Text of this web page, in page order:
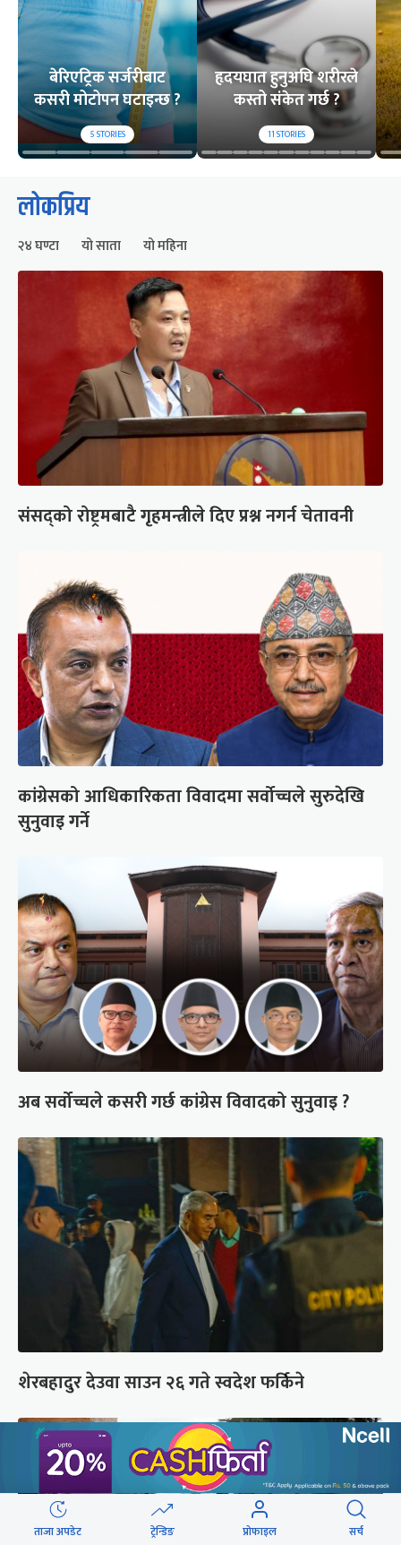
बेरिएट्रिक सर्जरीबाट
कसरी मोटोपन घटाइन्छ ?
5STORIES
हृदयघात हुनुअघि शरीरले
कस्तो संकेत गर्छ ?
11STORIES
लोकप्रिय
२४ घण्टा यो साता यो महिना
संसद्को रोष्ट्रमबाटै गृहमन्त्रीले दिए प्रश्न नगर्न चेतावनी
कांग्रेसको आधिकारिकता विवादमा सर्वोच्चले सुरुदेखि
सुनुवाइ गर्ने
अब सर्वोच्चले कसरी गर्छ कांग्रेस विवादको सुनुवाइ ?
शेरबहादुर देउवा साउन २६ गते स्वदेश फर्किने
ताजा अपडेट ट्रेन्डिङ प्रोफाइल सर्च